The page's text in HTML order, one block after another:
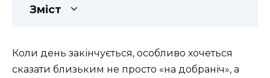
Зміст
Коли день закінчується, особливо хочеться
сказати близьким не просто «на добраніч», а